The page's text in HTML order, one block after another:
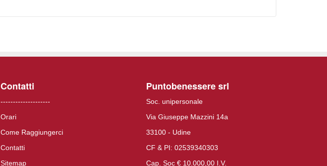
Contatti
--------------------
Orari
Come Raggiungerci
Contatti
Sitemap
Puntobenessere srl
Soc. unipersonale
Via Giuseppe Mazzini 14a
33100 - Udine
CF & PI: 02539340303
Cap. Soc € 10.000,00 I.V.